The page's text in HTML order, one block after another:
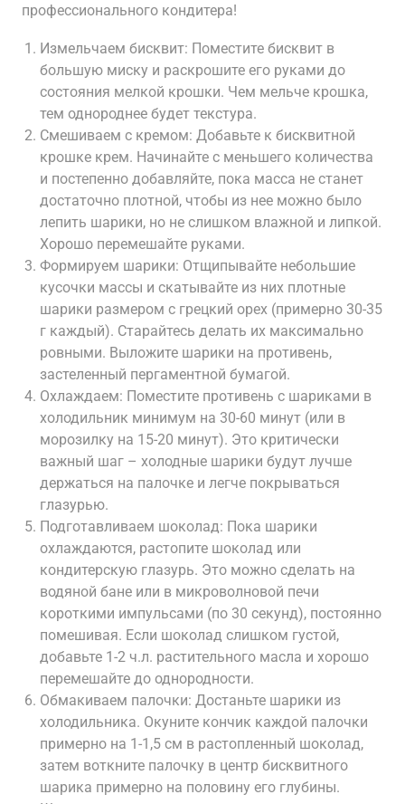
профессионального кондитера!
Измельчаем бисквит: Поместите бисквит в
большую миску и раскрошите его руками до
состояния мелкой крошки. Чем мельче крошка,
тем однороднее будет текстура.
Смешиваем с кремом: Добавьте к бисквитной
крошке крем. Начинайте с меньшего количества
и постепенно добавляйте, пока масса не станет
достаточно плотной, чтобы из нее можно было
лепить шарики, но не слишком влажной и липкой.
Хорошо перемешайте руками.
Формируем шарики: Отщипывайте небольшие
кусочки массы и скатывайте из них плотные
шарики размером с грецкий орех (примерно 30-35
г каждый). Старайтесь делать их максимально
ровными. Выложите шарики на противень,
застеленный пергаментной бумагой.
Охлаждаем: Поместите противень с шариками в
холодильник минимум на 30-60 минут (или в
морозилку на 15-20 минут). Это критически
важный шаг – холодные шарики будут лучше
держаться на палочке и легче покрываться
глазурью.
Подготавливаем шоколад: Пока шарики
охлаждаются, растопите шоколад или
кондитерскую глазурь. Это можно сделать на
водяной бане или в микроволновой печи
короткими импульсами (по 30 секунд), постоянно
помешивая. Если шоколад слишком густой,
добавьте 1-2 ч.л. растительного масла и хорошо
перемешайте до однородности.
Обмакиваем палочки: Достаньте шарики из
холодильника. Окуните кончик каждой палочки
примерно на 1-1,5 см в растопленный шоколад,
затем воткните палочку в центр бисквитного
шарика примерно на половину его глубины.